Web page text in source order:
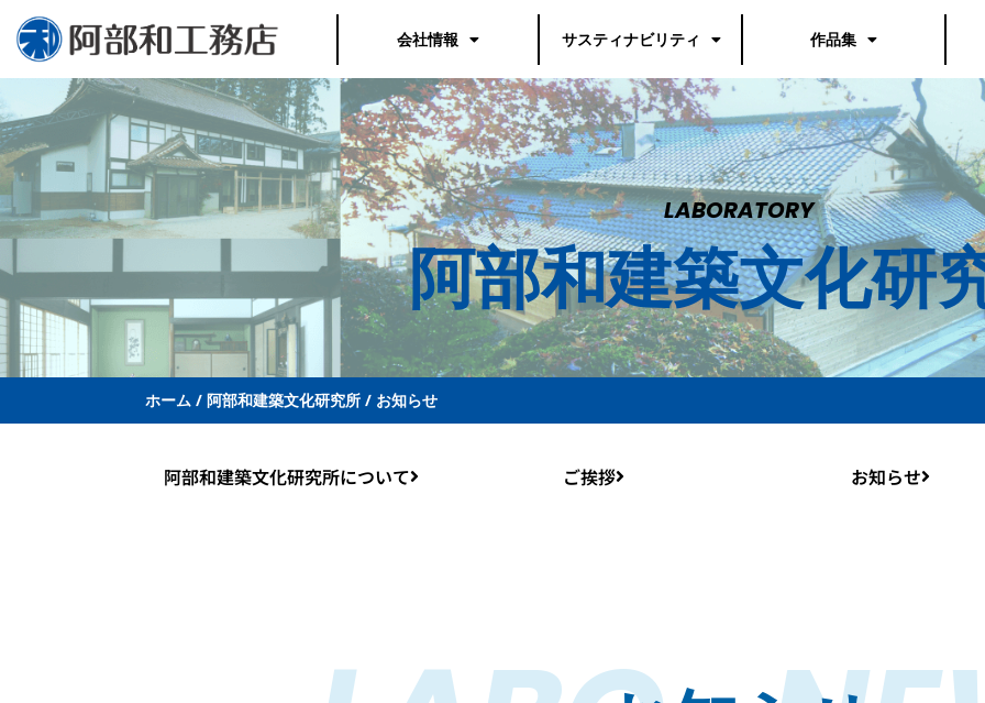
キ
ッ
プ
会社情報 サスティナビリティ 作品集
LABORATORY
阿部和建築文化研
ホーム / 阿部和建築文化研究所 / お知らせ
阿部和建築文化研究所について ご挨拶 お知らせ